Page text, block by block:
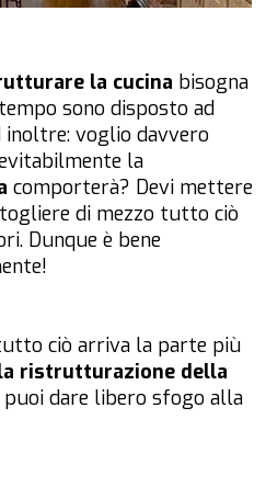
la cucina bisogna
sono disposto ad
inoltre: voglio davvero
la
comporterà? Devi mettere
di mezzo tutto ciò
Dunque è bene
ciò arriva la parte più
ristrutturazione della
dare libero sfogo alla